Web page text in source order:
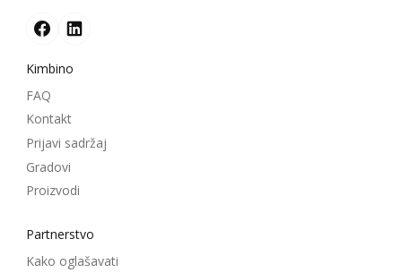
Kimbino
FAQ
Kontakt
Prijavi sadržaj
Gradovi
Proizvodi
Partnerstvo
Kako oglašavati